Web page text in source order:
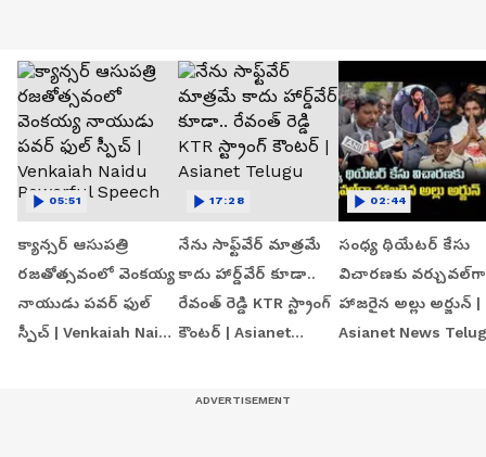
క్యాన్సర్ ఆసుపత్రి
రజతోత్సవంలో వెంకయ్య
నాయుడు పవర్ ఫుల్
స్పీచ్ | Venkaiah Naidu
05:51
నేను సాఫ్ట్‌వేర్ మాత్రమే
కాదు హార్డ్‌వేర్ కూడా..
రేవంత్ రెడ్డి KTR స్ట్రాంగ్
కౌంటర్ | Asianet
17:28
సంధ్య థియేటర్ కేసు
విచారణకు వర్చువల్‌గా
హాజరైన అల్లు అర్జున్ |
Asianet News
02:44